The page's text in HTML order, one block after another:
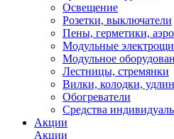
Освещение
Розетки, выключатели
Пены, герметики,
Модульные
Модульное
Лестницы, стремянки
Вилки, колодки,
Обогреватели
Средства
Акции
Акции